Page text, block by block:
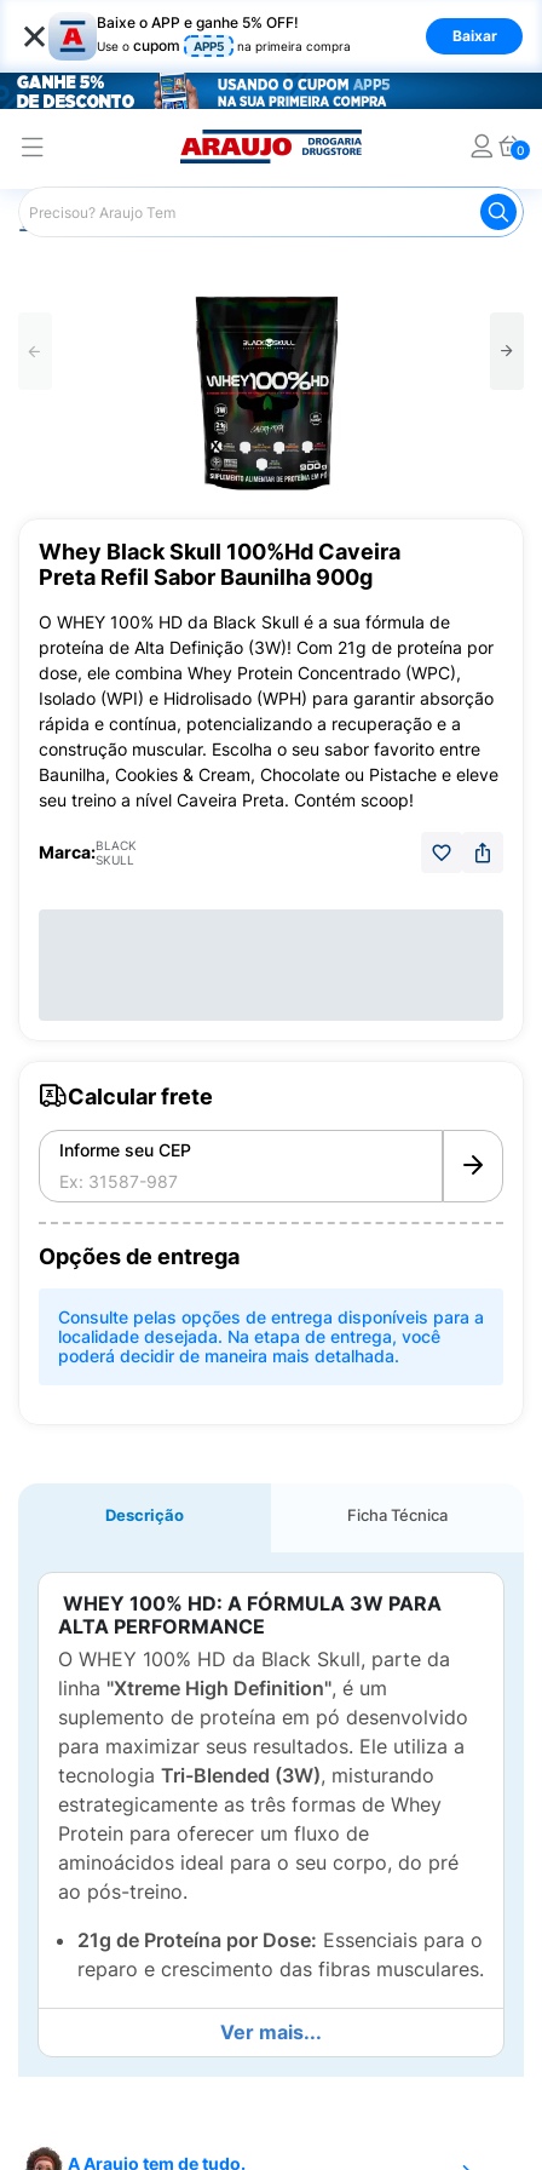
× Baixe o APP e ganhe 5% OFF!
Use o cupom APP5 na primeira compra
Baixar
0
Araujo Nutrição Saudável Suplementos Esportivos
Whey Black Skull 100%Hd Caveira
Preta Refil Sabor Baunilha 900g
O WHEY 100% HD da Black Skull é a sua fórmula de
proteína de Alta Definição (3W)! Com 21g de proteína por
dose, ele combina Whey Protein Concentrado (WPC),
Isolado (WPI) e Hidrolisado (WPH) para garantir absorção
rápida e contínua, potencializando a recuperação e a
construção muscular. Escolha o seu sabor favorito entre
Baunilha, Cookies & Cream, Chocolate ou Pistache e eleve
seu treino a nível Caveira Preta. Contém scoop!
Marca:BLACK
SKULL
Calcular frete
Informe seu CEP
Opções de entrega
Consulte pelas opções de entrega disponíveis para a
localidade desejada. Na etapa de entrega, você
poderá decidir de maneira mais detalhada.
Descrição Ficha Técnica
WHEY 100% HD: A FÓRMULA 3W PARA
ALTA PERFORMANCE
O WHEY 100% HD da Black Skull, parte da
linha "Xtreme High Definition", é um
suplemento de proteína em pó desenvolvido
para maximizar seus resultados. Ele utiliza a
tecnologia Tri-Blended (3W), misturando
estrategicamente as três formas de Whey
Protein para oferecer um fluxo de
aminoácidos ideal para o seu corpo, do pré
ao pós-treino.
21g de Proteína por Dose: Essenciais para o
reparo e crescimento das fibras musculares.
Base proteica de
rápida digestão, rica em aminoácidos.
Ver mais...
A Araujo tem de tudo.